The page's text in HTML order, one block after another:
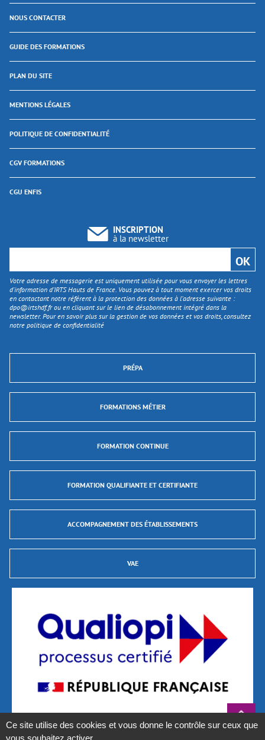
NOUS CONTACTER
GUIDE DES FORMATIONS
PLAN DU SITE
MENTIONS LÉGALES
POLITIQUE DE CONFIDENTIALITÉ
CGV FORMATIONS
CGU ENFIS
INSCRIPTION
à la newsletter
Votre adresse de messagerie est uniquement utilisée pour vous envoyer les lettres
d'information d’IRTS Hauts de France. Vous pouvez à tout moment exercer vos droits
en contactant notre référent à la protection des données à l’adresse suivante :
dpo@irtshdf.frou en cliquant sur le lien de désabonnement intégré dans la
newsletter. Pour en savoir plus sur la gestion de vos données et vos droits, consultez
notre politique de confidentialité
PRÉPA
FORMATIONS MÉTIER
FORMATION CONTINUE
FORMATION QUALIFIANTE ET CERTIFIANTE
ACCOMPAGNEMENT DES ÉTABLISSEMENTS
VAE
La certification qualité a été délivrée au titre des catégories d’actions suivantes :
Actions de formation et Validations des Acquis de L’Expérience (VAE)
Ce site utilise des cookies et vous donne le contrôle sur ceux que
vous souhaitez activer